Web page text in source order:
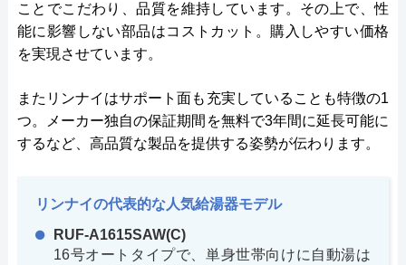
ことでこだわり、品質を維持しています。その上で、性
能に影響しない部品はコストカット。購入しやすい価格
を実現させています。
またリンナイはサポート面も充実していることも特徴の1
つ。メーカー独自の保証期間を無料で3年間に延長可能に
するなど、高品質な製品を提供する姿勢が伝わります。
リンナイの代表的な人気給湯器モデル
RUF-A1615SAW(C)
16号オートタイプで、単身世帯向けに自動湯は